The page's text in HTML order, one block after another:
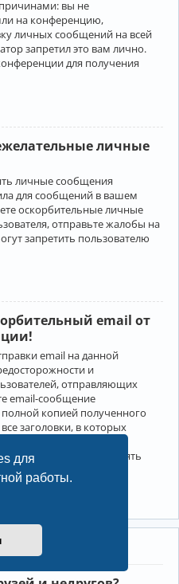
для
работы.
вы не
на конференцию,
личных сообщений на всей
запретил это вам лично.
для получения
личные
личные сообщения
для сообщений в вашем
оскорбительные личные
отправьте жалобы на
запретить пользователю
email от
email на данной
и
отправляющих
email-сообщение
копией полученного
заголовки, в которых
в этом случае принять